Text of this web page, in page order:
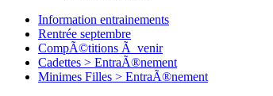
Information entrainements
Rentrée septembre
CompÃ©titions Ã venir
Cadettes > EntraÃ®nement
Minimes Filles > EntraÃ®nement